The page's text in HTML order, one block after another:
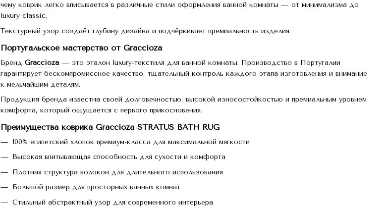
чему коврик легко вписывается в различные стили оформления ванной комнаты — от минимализма до
luxury classic.
Текстурный узор создаёт глубину дизайна и подчёркивает премиальность изделия.
Португальское мастерство от Graccioza
Бренд Graccioza— это эталон luxury-текстиля для ванной комнаты. Производство в Португалии
гарантирует бескомпромиссное качество, тщательный контроль каждого этапа изготовления и внимание
к мельчайшим деталям.
Продукция бренда известна своей долговечностью, высокой износостойкостью и премиальным уровнем
комфорта, который ощущается с первого прикосновения.
Преимущества коврика Graccioza STRATUS BATH RUG
100% египетский хлопок премиум-класса для максимальной мягкости
Высокая впитывающая способность для сухости и комфорта
Плотная структура волокон для длительного использования
Большой размер для просторных ванных комнат
Стильный абстрактный узор для современного интерьера